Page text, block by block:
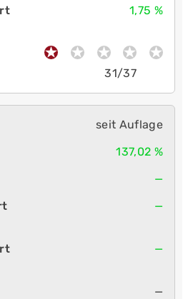
1,75 %
31/37
seit Auflage
137,02 %
—
—
—
—